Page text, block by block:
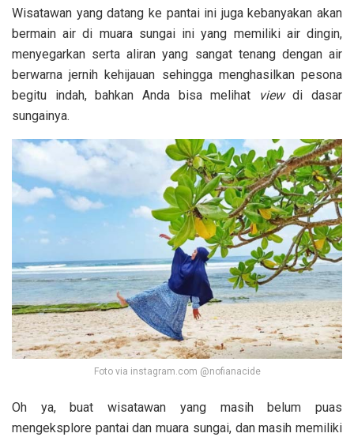
Wisatawan yang datang ke pantai ini juga kebanyakan akan
bermain air di muara sungai ini yang memiliki air dingin,
menyegarkan serta aliran yang sangat tenang dengan air
berwarna jernih kehijauan sehingga menghasilkan pesona
begitu indah, bahkan Anda bisa melihat
viewdi dasar
sungainya.
Foto via instagram.com @nofianacide
Oh ya, buat wisatawan yang masih belum puas
mengeksplore pantai dan muara sungai, dan masih memiliki